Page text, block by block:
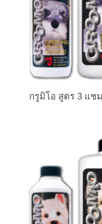
กรูมิโอ สูตร 3 แช